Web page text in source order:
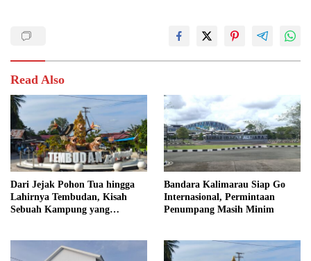
Read Also
Dari Jejak Pohon Tua hingga
Lahirnya Tembudan, Kisah
Sebuah Kampung yang
Bandara Kalimarau Siap Go
Internasional, Permintaan
Penumpang Masih Minim